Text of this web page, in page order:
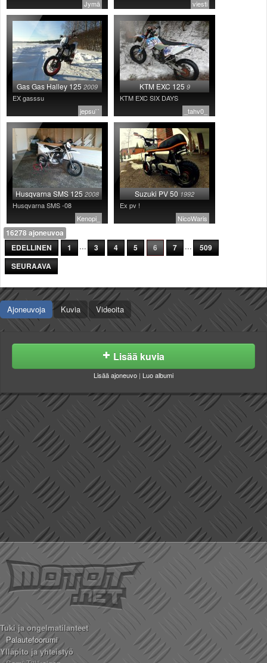
Jymä
viesti
Gas Gas Halley 1252009
EX gasssu
jepsu``
KTM EXC 1259
KTM EXC SIX DAYS
_tahv0_
Husqvarna SMS 1252008
Husqvarna SMS -08
Kenopi_
Suzuki PV 501992
Ex pv !
NicoWaris
16278 ajoneuvoa
EDELLINEN 1 ... 3 4 5 6 7 ...
509
SEURAAVA
Ajoneuvoja Kuvia Videoita
Lisää kuvia
Lisää ajoneuvo | Luo albumi
Tuki ja ongelmatilanteet
Palautefoorumi
Ylläpito ja yhteistyö